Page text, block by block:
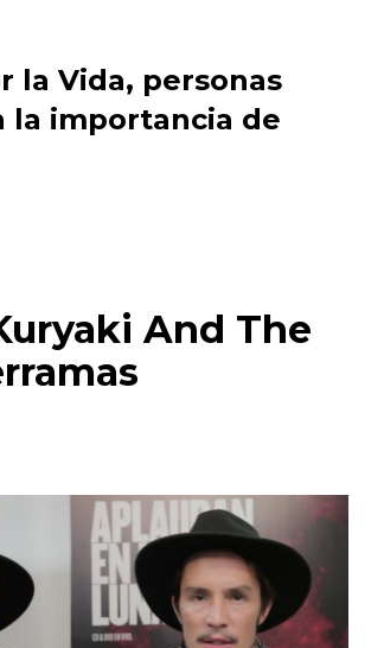
la Vida, personas
la importancia de
And The